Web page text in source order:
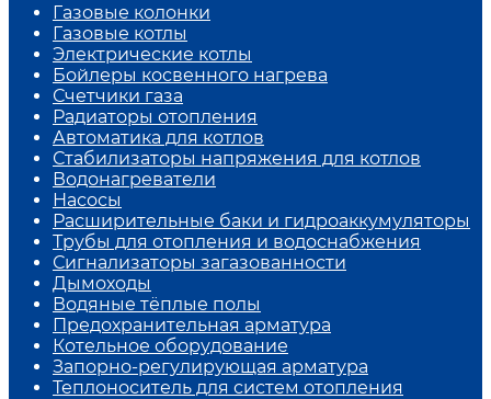
Газовые колонки
Газовые котлы
Электрические котлы
Бойлеры косвенного нагрева
Счетчики газа
Радиаторы отопления
Автоматика для котлов
Стабилизаторы напряжения для котлов
Водонагреватели
Насосы
Расширительные баки и гидроаккумуляторы
Трубы для отопления и водоснабжения
Сигнализаторы загазованности
Дымоходы
Водяные тёплые полы
Предохранительная арматура
Котельное оборудование
Запорно-регулирующая арматура
Теплоноситель для систем отопления